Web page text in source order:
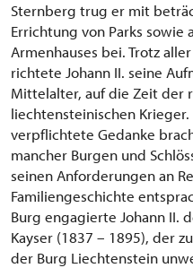
Sternberg trug er mit
Errichtung von Parks sowie
Armenhauses bei. Trotz
richtete Johann II. seine
Mittelalter, auf die Zeit der
liechtensteinischen
verpflichtete Gedanke
mancher Burgen und
seinen Anforderungen an
Familiengeschichte
Burg engagierte Johann II.
Kayser (1837 – 1895), der
der Burg Liechtenstein